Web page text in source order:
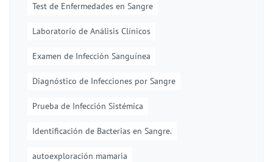
Test de Enfermedades en Sangre
Laboratorio de Análisis Clínicos
Examen de Infección Sanguínea
Diagnóstico de Infecciones por Sangre
Prueba de Infección Sistémica
Identificación de Bacterias en Sangre.
autoexploración mamaria